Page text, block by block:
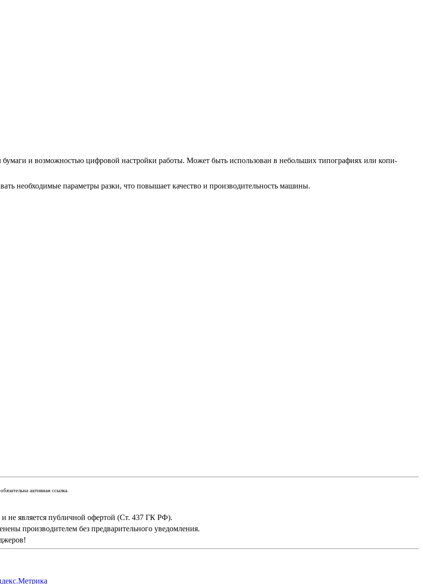
и возможностью цифровой настройки работы. Может быть использован в небольших типографиях или копи-
необходимые параметры разки, что повышает качество и производительность машины.
активная ссылка.
не является публичной офертой (Ст. 437 ГК РФ).
производителем без предварительного уведомления.